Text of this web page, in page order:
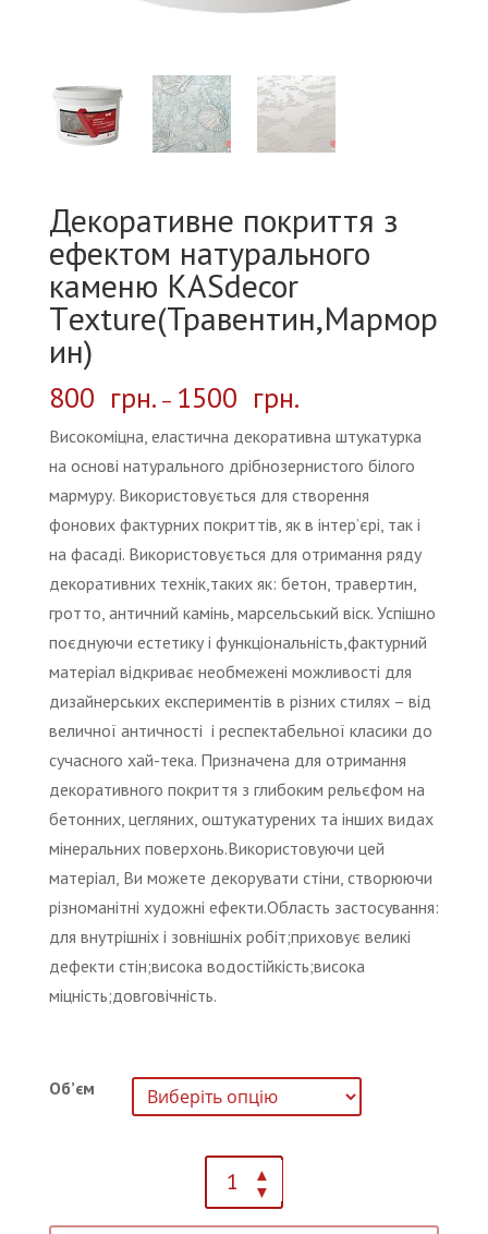
Декоративне покриття з
ефектом натурального
каменю КASdecor
Тexture(Травентин,Мармор
ин)
800 грн. – 1500 грн.
Високоміцна, еластична декоративна штукатурка
на основі натурального дрібнозернистого білого
мармуру. Використовується для створення
фонових фактурних покриттів, як в інтер’єрі, так і
на фасаді. Використовується для отримання ряду
декоративних технік,таких як: бетон, травертин,
гротто, античний камінь, марсельський віск. Успішно
поєднуючи естетику і функціональність,фактурний
матеріал відкриває необмежені можливості для
дизайнерських експериментів в різних стилях – від
величної античності і респектабельної класики до
сучасного хай-тека. Призначена для отримання
декоративного покриття з глибоким рельєфом на
бетонних, цегляних, оштукатурених та інших видах
мінеральних поверхонь.Використовуючи цей
матеріал, Ви можете декорувати стіни, створюючи
різноманітні художні ефекти.Область застосування:
для внутрішніх і зовнішніх робіт;приховує великі
дефекти стін;висока водостійкість;висока
міцність;довговічність.
Об’єм
з